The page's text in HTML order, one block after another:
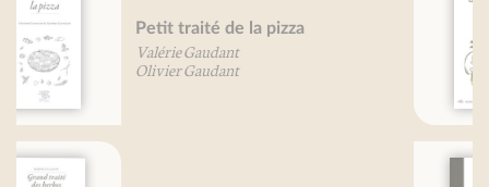
Légumes secs et légumineuses, je
vous aime... (nouvelle édition)
Béatrice Vigot-Lagandré